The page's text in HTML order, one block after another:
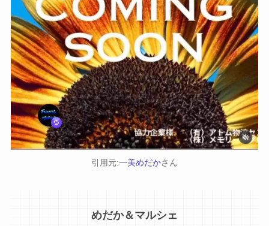
引用元:一美めだかさん
めだか＆マルシェ